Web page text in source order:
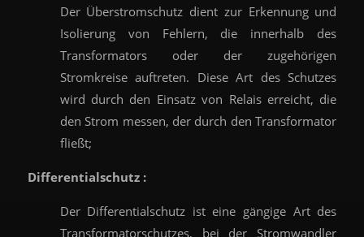
Der Überstromschutz dient zur Erkennung und
Isolierung von Fehlern, die innerhalb des
Transformators oder der zugehörigen
Stromkreise auftreten. Diese Art des Schutzes
wird durch den Einsatz von Relais erreicht, die
den Strom messen, der durch den Transformator
fließt;
Differentialschutz :
Der Differentialschutz ist eine gängige Art des
Transformatorschutzes, bei der Stromwandler